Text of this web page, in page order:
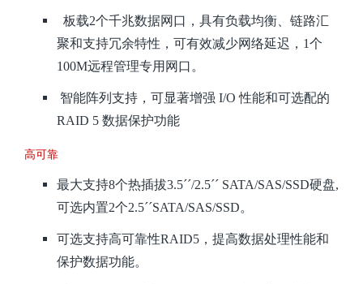
板载2个千兆数据网口，具有负载均衡、链路汇
聚和支持冗余特性，可有效减少网络延迟，1个
100M远程管理专用网口。
智能阵列支持，可显著增强 I/O 性能和可选配的
RAID 5 数据保护功能
高可靠
最大支持8个热插拔3.5´´/2.5´´ SATA/SAS/SSD硬盘,
可选内置2个2.5´´SATA/SAS/SSD。
可选支持高可靠性RAID5，提高数据处理性能和
保护数据功能。